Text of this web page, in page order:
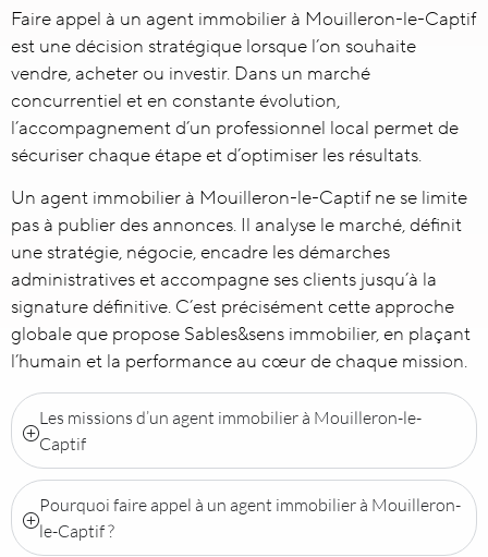
Faire appel à un agent immobilier à Mouilleron-le-Captif
est une décision stratégique lorsque l’on souhaite
vendre, acheter ou investir. Dans un marché
concurrentiel et en constante évolution,
l’accompagnement d’un professionnel local permet de
sécuriser chaque étape et d’optimiser les résultats.
Un agent immobilier à Mouilleron-le-Captif ne se limite
pas à publier des annonces. Il analyse le marché, définit
une stratégie, négocie, encadre les démarches
administratives et accompagne ses clients jusqu’à la
signature définitive. C’est précisément cette approche
globale que propose Sables&sens immobilier, en plaçant
l’humain et la performance au cœur de chaque mission.
Les missions d’un agent immobilier à Mouilleron-le-
Captif
Pourquoi faire appel à un agent immobilier à Mouilleron-
le-Captif ?